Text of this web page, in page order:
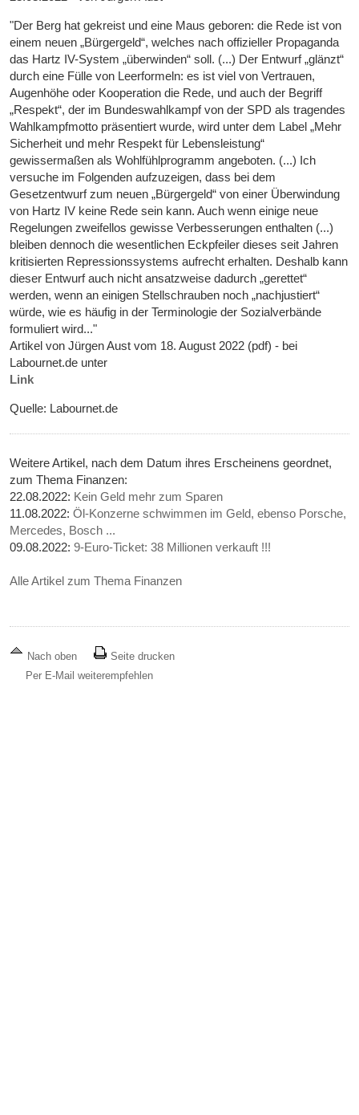
"Der Berg hat gekreist und eine Maus geboren: die Rede ist von
einem neuen „Bürgergeld“, welches nach offizieller Propaganda
das Hartz IV-System „überwinden“ soll. (...) Der Entwurf „glänzt“
durch eine Fülle von Leerformeln: es ist viel von Vertrauen,
Augenhöhe oder Kooperation die Rede, und auch der Begriff
„Respekt“, der im Bundeswahlkampf von der SPD als tragendes
Wahlkampfmotto präsentiert wurde, wird unter dem Label „Mehr
Sicherheit und mehr Respekt für Lebensleistung“
gewissermaßen als Wohlfühlprogramm angeboten. (...) Ich
versuche im Folgenden aufzuzeigen, dass bei dem
Gesetzentwurf zum neuen „Bürgergeld“ von einer Überwindung
von Hartz IV keine Rede sein kann. Auch wenn einige neue
Regelungen zweifellos gewisse Verbesserungen enthalten (...)
bleiben dennoch die wesentlichen Eckpfeiler dieses seit Jahren
kritisierten Repressionssystems aufrecht erhalten. Deshalb kann
dieser Entwurf auch nicht ansatzweise dadurch „gerettet“
werden, wenn an einigen Stellschrauben noch „nachjustiert“
würde, wie es häufig in der Terminologie der Sozialverbände
formuliert wird..."
Artikel von Jürgen Aust vom 18. August 2022 (pdf) - bei
Labournet.de unter
Link
Quelle: Labournet.de
Weitere Artikel, nach dem Datum ihres Erscheinens geordnet,
zum Thema Finanzen:
22.08.2022: Kein Geld mehr zum Sparen
11.08.2022:Öl-Konzerne schwimmen im Geld, ebenso Porsche,
Mercedes, Bosch ...
09.08.2022:9-Euro-Ticket: 38 Millionen verkauft !!!
Alle Artikel zum Thema Finanzen
Nach oben
Seite drucken
Per E-Mail weiterempfehlen